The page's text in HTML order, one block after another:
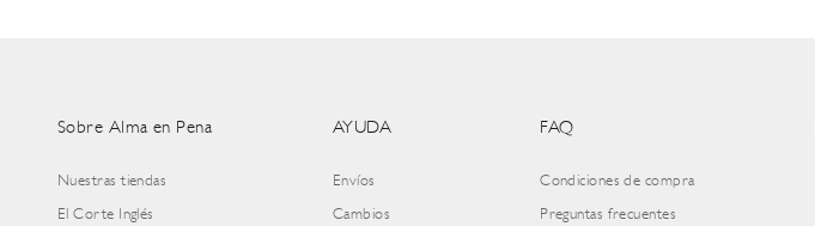
Sobre Alma en Pena
Nuestras tiendas
El Corte Inglés
AYUDA
Envíos
Cambios
FAQ
Condiciones de compra
Preguntas frecuentes